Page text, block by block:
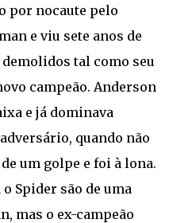
por nocaute pelo
e viu sete anos de
tal como seu
campeão. Anderson
e já dominava
quando não
um golpe e foi à lona.
Spider são de uma
mas o ex-campeão